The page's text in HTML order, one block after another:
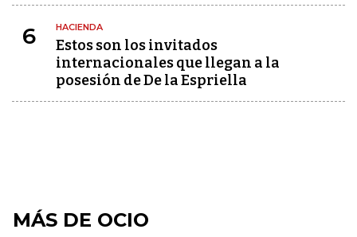
6 HACIENDA
Estos son los invitados
internacionales que llegan a la
posesión de De la Espriella
MÁS DE OCIO